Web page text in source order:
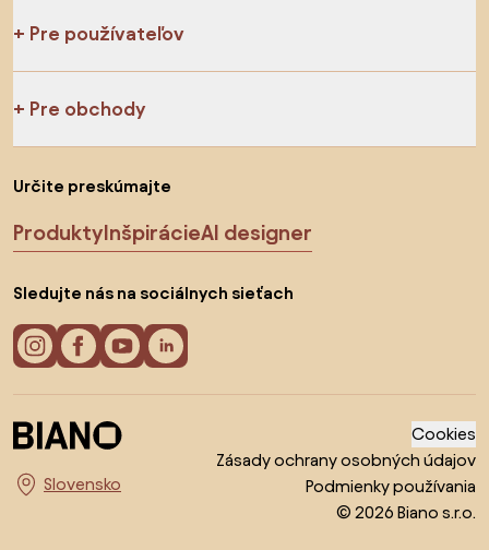
Pre používateľov
Pre obchody
Určite preskúmajte
ProduktyInšpirácieAI designer
Sledujte nás na sociálnych sieťach
Vyberte krajinu
Cookies
Zásady ochrany osobných údajov
Podmienky používania
© 2026 Biano s.r.o.